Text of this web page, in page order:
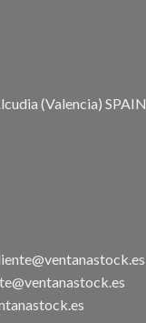
(Valencia) SPAIN